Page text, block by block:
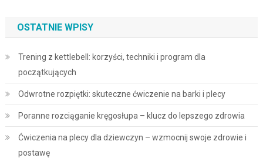
OSTATNIE WPISY
Trening z kettlebell: korzyści, techniki i program dla
początkujących
Odwrotne rozpiętki: skuteczne ćwiczenie na barki i plecy
Poranne rozciąganie kręgosłupa – klucz do lepszego zdrowia
Ćwiczenia na plecy dla dziewczyn – wzmocnij swoje zdrowie i
postawę